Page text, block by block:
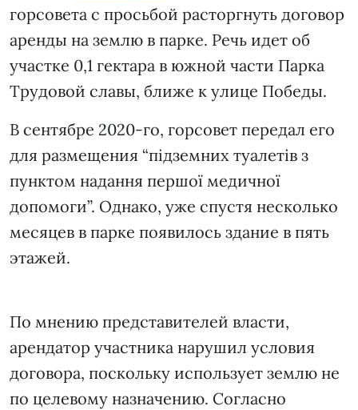
горсовета с просьбой расторгнуть договор
аренды на землю в парке. Речь идет об
участке 0,1 гектара в южной части Парка
Трудовой славы, ближе к улице Победы.
В сентябре 2020-го, горсовет передал его
для размещения “підземних туалетів з
пунктом надання першої медичної
допомоги”. Однако, уже спустя несколько
месяцев в парке появилось здание в пять
этажей.
По мнению представителей власти,
арендатор участника нарушил условия
договора, поскольку использует землю не
по целевому назначению. Согласно